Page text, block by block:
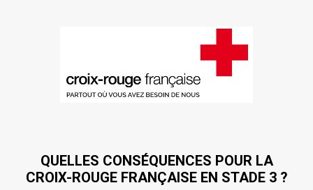
QUELLES CONSÉQUENCES POUR LA
CROIX-ROUGE FRANÇAISE EN STADE 3 ?